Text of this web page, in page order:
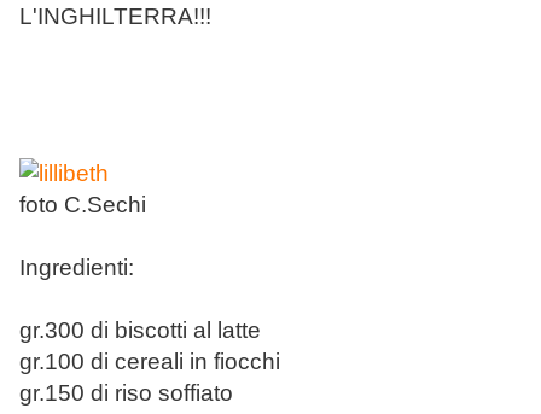
L'INGHILTERRA!!!
foto C.Sechi
Ingredienti:
gr.300 di biscotti al latte
gr.100 di cereali in fiocchi
gr.150 di riso soffiato